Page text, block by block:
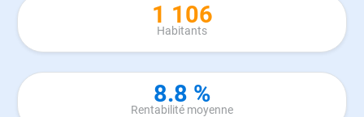
1 106
Habitants
8.8 %
Rentabilité moyenne